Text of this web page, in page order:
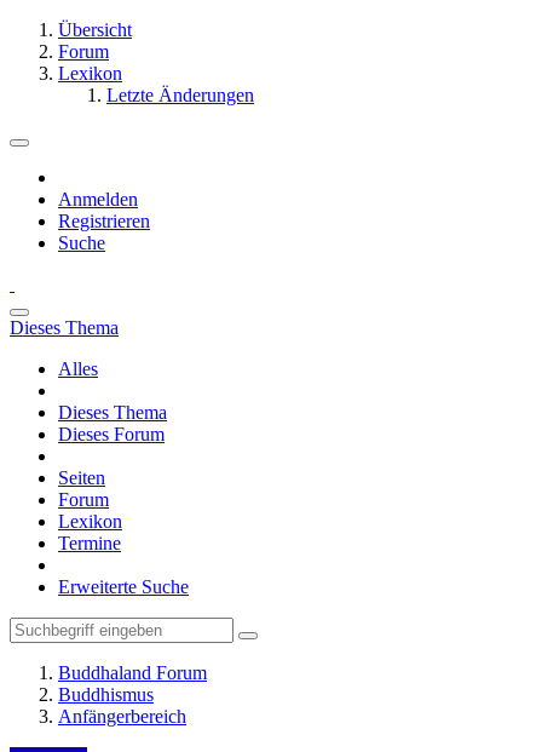
Übersicht
Forum
Lexikon
Letzte Änderungen
Anmelden
Registrieren
Suche
Dieses Thema
Alles
Dieses Thema
Dieses Forum
Seiten
Forum
Lexikon
Termine
Erweiterte Suche
Buddhaland Forum
Buddhismus
Anfängerbereich